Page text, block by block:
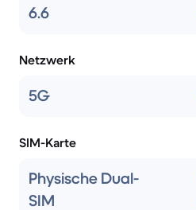
6.6
Netzwerk
5G
SIM-Karte
Physische Dual-
SIM